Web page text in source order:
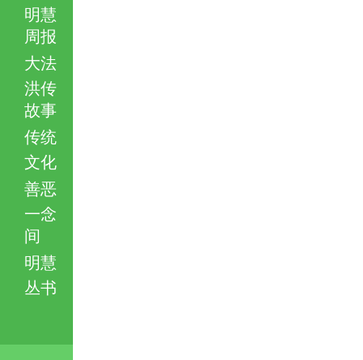
明慧
周报
大法
洪传
故事
传统
文化
善恶
一念
间
明慧
丛书